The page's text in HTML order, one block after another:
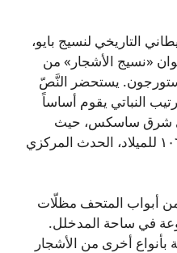
التاريخي لنسيج بايو،
«نسيج الأشجار» من
يستحضر النَّصّ
النباتي يقوم أساساً
شرق ساسكس، حيث
دارت معركة هاستينغز سنة ١٠٦٦ للميلاد، الحدث المركزي
من أبواب المتحف مظلّات
في ساحة المدخلل.
بأنواع أخرى من الأشجار